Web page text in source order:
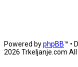
Powered byphpBB™ •
2026 Trkeljanje.com